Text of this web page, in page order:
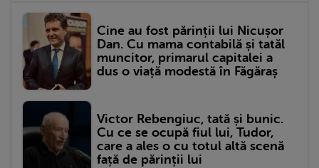
Cine au fost părinții lui Nicușor
Dan. Cu mama contabilă și tatăl
muncitor, primarul capitalei a
dus o viață modestă în Făgăraș
Victor Rebengiuc, tată și bunic.
Cu ce se ocupă fiul lui, Tudor,
care a ales o cu totul altă scenă
față de părinții lui